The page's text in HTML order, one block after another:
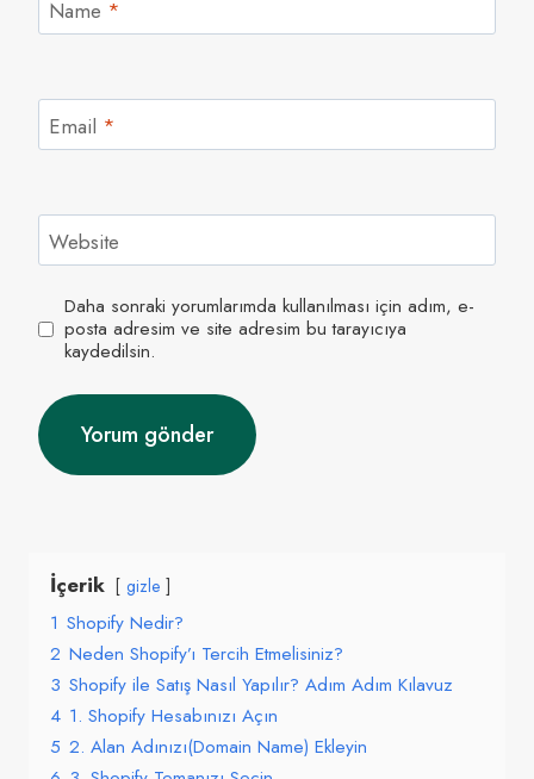
Name *
Email *
Website
Daha sonraki yorumlarımda kullanılması için adım, e-
posta adresim ve site adresim bu tarayıcıya
kaydedilsin.
İçerik gizle
1 Shopify Nedir?
2 Neden Shopify’ı Tercih Etmelisiniz?
3 Shopify ile Satış Nasıl Yapılır? Adım Adım Kılavuz
4 1. Shopify Hesabınızı Açın
5 2. Alan Adınızı(Domain Name) Ekleyin